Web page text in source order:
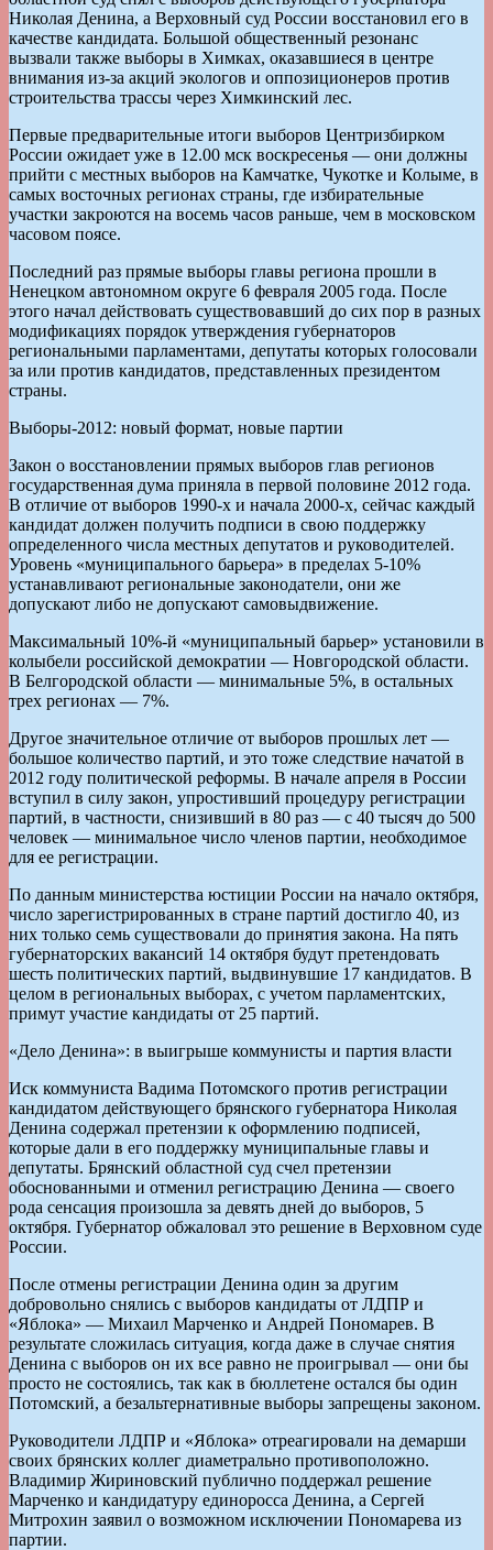
Николая Денина, а Верховный суд России восстановил его в
качестве кандидата. Большой общественный резонанс
вызвали также выборы в Химках, оказавшиеся в центре
внимания из-за акций экологов и оппозиционеров против
строительства трассы через Химкинский лес.
Первые предварительные итоги выборов Центризбирком
России ожидает уже в 12.00 мск воскресенья — они должны
прийти с местных выборов на Камчатке, Чукотке и Колыме, в
самых восточных регионах страны, где избирательные
участки закроются на восемь часов раньше, чем в московском
часовом поясе.
Последний раз прямые выборы главы региона прошли в
Ненецком автономном округе 6 февраля 2005 года. После
этого начал действовать существовавший до сих пор в разных
модификациях порядок утверждения губернаторов
региональными парламентами, депутаты которых голосовали
за или против кандидатов, представленных президентом
страны.
Выборы-2012: новый формат, новые партии
Закон о восстановлении прямых выборов глав регионов
государственная дума приняла в первой половине 2012 года.
В отличие от выборов 1990-х и начала 2000-х, сейчас каждый
кандидат должен получить подписи в свою поддержку
определенного числа местных депутатов и руководителей.
Уровень «муниципального барьера» в пределах 5-10%
устанавливают региональные законодатели, они же
допускают либо не допускают самовыдвижение.
Максимальный 10%-й «муниципальный барьер» установили в
колыбели российской демократии — Новгородской области.
В Белгородской области — минимальные 5%, в остальных
трех регионах — 7%.
Другое значительное отличие от выборов прошлых лет —
большое количество партий, и это тоже следствие начатой в
2012 году политической реформы. В начале апреля в России
вступил в силу закон, упростивший процедуру регистрации
партий, в частности, снизивший в 80 раз — с 40 тысяч до 500
человек — минимальное число членов партии, необходимое
для ее регистрации.
По данным министерства юстиции России на начало октября,
число зарегистрированных в стране партий достигло 40, из
них только семь существовали до принятия закона. На пять
губернаторских вакансий 14 октября будут претендовать
шесть политических партий, выдвинувшие 17 кандидатов. В
целом в региональных выборах, с учетом парламентских,
примут участие кандидаты от 25 партий.
«Дело Денина»: в выигрыше коммунисты и партия власти
Иск коммуниста Вадима Потомского против регистрации
кандидатом действующего брянского губернатора Николая
Денина содержал претензии к оформлению подписей,
которые дали в его поддержку муниципальные главы и
депутаты. Брянский областной суд счел претензии
обоснованными и отменил регистрацию Денина — своего
рода сенсация произошла за девять дней до выборов, 5
октября. Губернатор обжаловал это решение в Верховном суде
России.
После отмены регистрации Денина один за другим
добровольно снялись с выборов кандидаты от ЛДПР и
«Яблока» — Михаил Марченко и Андрей Пономарев. В
результате сложилась ситуация, когда даже в случае снятия
Денина с выборов он их все равно не проигрывал — они бы
просто не состоялись, так как в бюллетене остался бы один
Потомский, а безальтернативные выборы запрещены законом.
Руководители ЛДПР и «Яблока» отреагировали на демарши
своих брянских коллег диаметрально противоположно.
Владимир Жириновский публично поддержал решение
Марченко и кандидатуру единоросса Денина, а Сергей
Митрохин заявил о возможном исключении Пономарева из
партии.